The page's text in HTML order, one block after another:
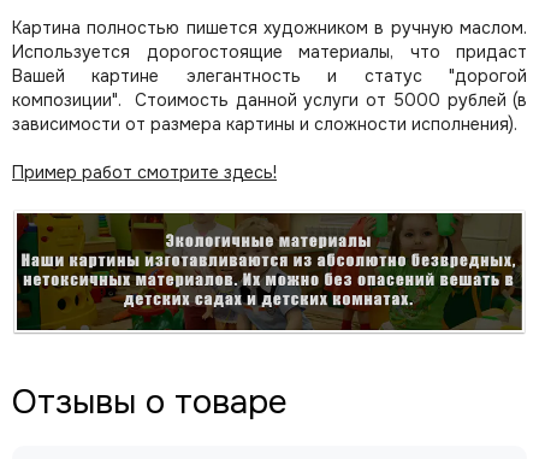
Картина полностью пишется художником в ручную маслом.
Используется дорогостоящие материалы, что придаст
Вашей картине элегантность и статус "дорогой
композиции". Стоимость данной услуги от 5000 рублей (в
зависимости от размера картины и сложности исполнения).
Пример работ смотрите здесь!
Отзывы о товаре